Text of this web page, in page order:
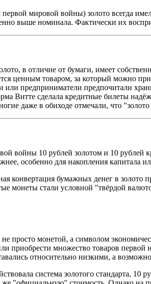
мировой войны) золото всегда
выше номинала. Фактически их
в отличие от бумаги, имеет
ценным товаром, за который можно
или предприниматели предпочитали
Витте сделала кредитные билеты
даже в обиходе отмечали, что
войны 10 рублей золотом и 10
особенно для накопления капитала
конвертация бумажных денег в
монеты стали условной "твёрдой
просто монетой, а символом
приобрести множество товаров
относительно низкими, а
система золотого стандарта,